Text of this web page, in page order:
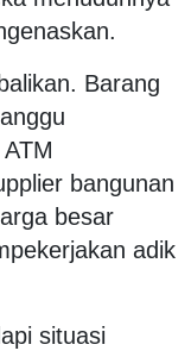
Barang
bangunan
besar
adik
situasi